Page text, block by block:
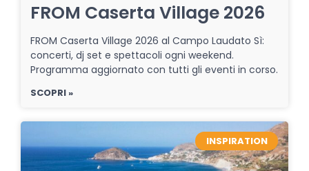
FROM Caserta Village 2026
FROM Caserta Village 2026 al Campo Laudato Sì:
concerti, dj set e spettacoli ogni weekend.
Programma aggiornato con tutti gli eventi in corso.
SCOPRI »
INSPIRATION